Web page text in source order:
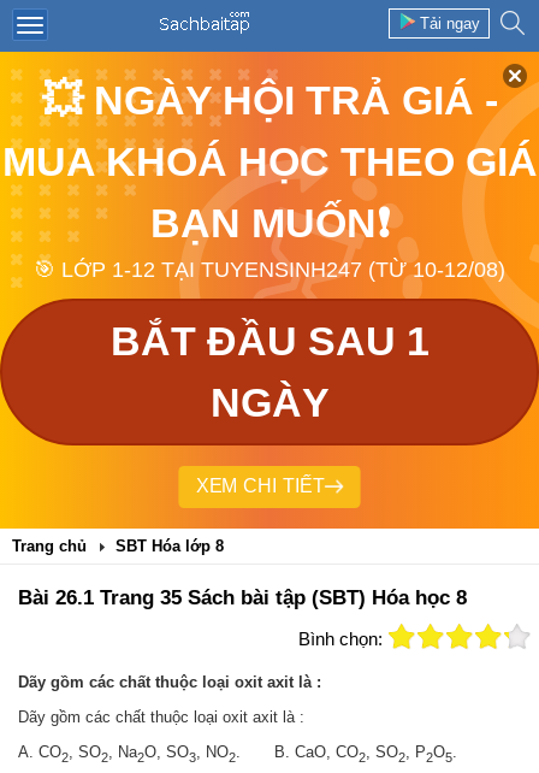
Tải ngay
💥 NGÀY HỘI TRẢ GIÁ -
MUA KHOÁ HỌC THEO GIÁ
BẠN MUỐN❗
🎯 LỚP 1-12 TẠI TUYENSINH247 (TỪ 10-12/08)
BẮT ĐẦU SAU 1
NGÀY
XEM CHI TIẾT
Trang chủ SBT Hóa lớp 8
Bài 26.1 Trang 35 Sách bài tập (SBT) Hóa học 8
Bình chọn:
Dãy gồm các chất thuộc loại oxit axit là :
Dãy gồm các chất thuộc loại oxit axit là :
A. CO2, SO2, Na2O, SO3, NO2. B. CaO, CO2, SO2, P2O5.